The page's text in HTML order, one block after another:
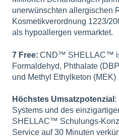
unerwünschten allergischen
Kosmetikverordnung 1223/
als hypoallergen vermarktet.
7 Free: CND™ SHELLAC™
Formaldehyd, Phthalate
und Methyl Ethylketon (MEK)
Höchstes Umsatzpotenzial :
Systems und des
SHELLAC™ Schulungs-
Service auf 30 Minuten